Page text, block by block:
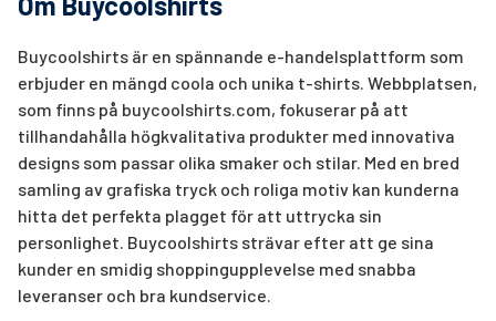
Buycoolshirts är en spännande e-handelsplattform som
erbjuder en mängd coola och unika t-shirts. Webbplatsen,
som finns på buycoolshirts.com, fokuserar på att
tillhandahålla högkvalitativa produkter med innovativa
designs som passar olika smaker och stilar. Med en bred
samling av grafiska tryck och roliga motiv kan kunderna
hitta det perfekta plagget för att uttrycka sin
personlighet. Buycoolshirts strävar efter att ge sina
kunder en smidig shoppingupplevelse med snabba
leveranser och bra kundservice.